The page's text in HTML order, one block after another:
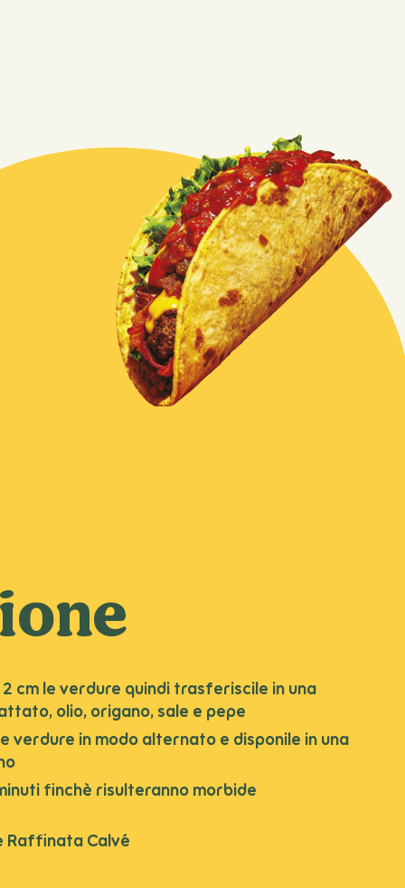
cm le verdure quindi trasferiscile in una
olio, origano, sale e pepe
verdure in modo alternato e disponile in una
finchè risulteranno morbide
Raffinata Calvé